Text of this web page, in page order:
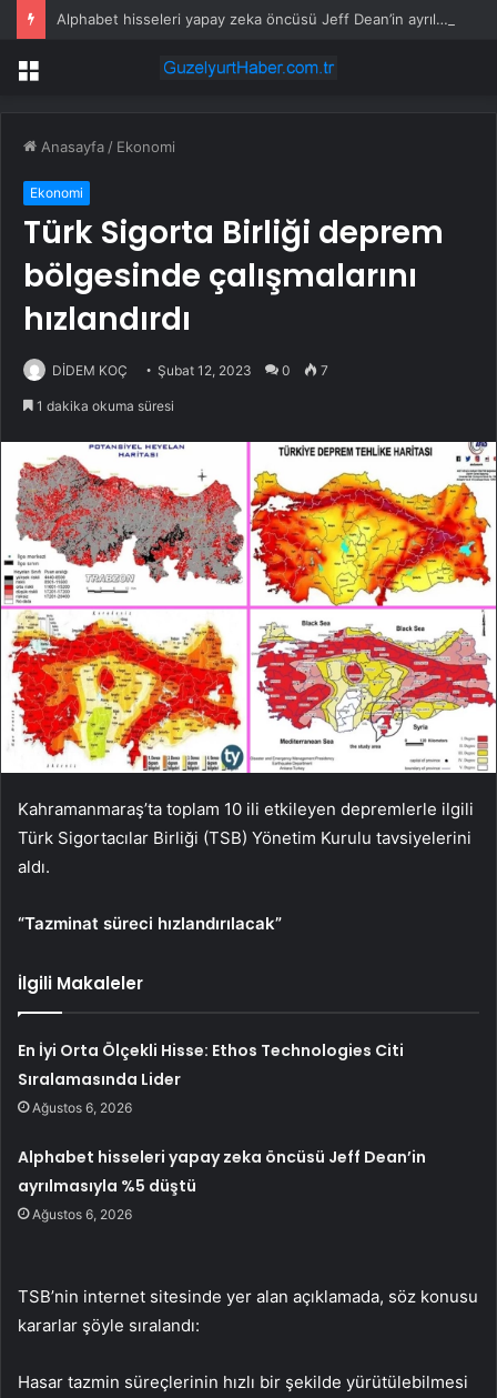
Alphabet hisseleri yapay zeka öncüsü Jeff Dean’in ayrılmasıyla %5 düştü
Menü
Anasayfa / Ekonomi
Ekonomi
Türk Sigorta Birliği deprem
bölgesinde çalışmalarını
hızlandırdı
DİDEM KOÇ Şubat 12, 2023 0 7
1 dakika okuma süresi
Kahramanmaraş’ta toplam 10 ili etkileyen depremlerle ilgili
Türk Sigortacılar Birliği (TSB) Yönetim Kurulu tavsiyelerini
aldı.
“Tazminat süreci hızlandırılacak”
İlgili Makaleler
En İyi Orta Ölçekli Hisse: Ethos Technologies Citi
Sıralamasında Lider
Ağustos 6, 2026
Alphabet hisseleri yapay zeka öncüsü Jeff Dean’in
ayrılmasıyla %5 düştü
Ağustos 6, 2026
TSB’nin internet sitesinde yer alan açıklamada, söz konusu
kararlar şöyle sıralandı:
Hasar tazmin süreçlerinin hızlı bir şekilde yürütülebilmesi